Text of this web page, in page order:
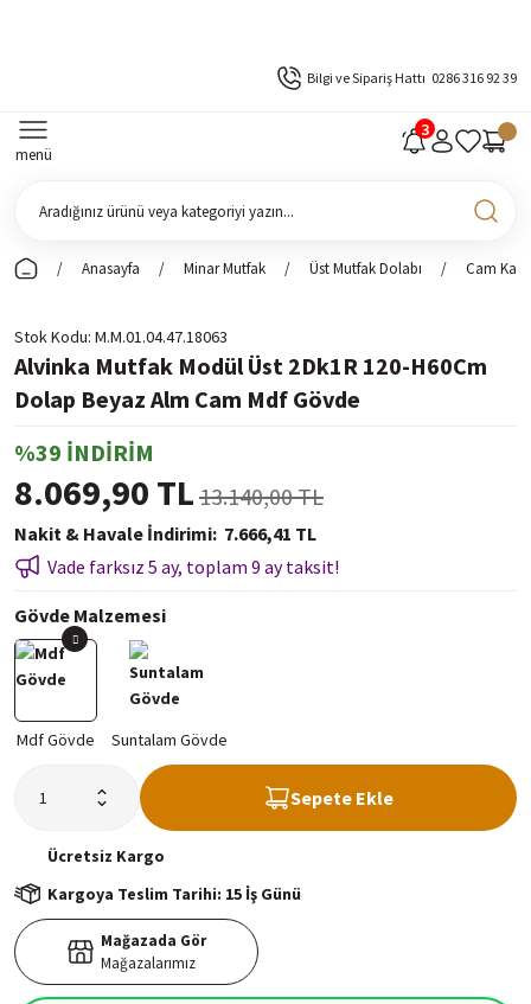
Bilgi ve Sipariş Hattı 0286 316 92 39
menü
Anasayfa Minar Mutfak Üst Mutfak Dolabı Cam
Stok Kodu M.M.01.04.47.18063
Alvinka Mutfak Modül Üst 2Dk1R 120-H60Cm
Dolap Beyaz Alm Cam Mdf Gövde
%39 İNDİRİM
8.069,90 TL 13.140,00 TL
Nakit & Havale İndirimi 7.666,41 TL
Vade farksız 5 ay, toplam 9 ay taksit!
Gövde Malzemesi
Sepete Ekle
Ücretsiz Kargo
Kargoya Teslim Tarihi: 15 İş Günü
Mağazada Gör
Mağazalarımız